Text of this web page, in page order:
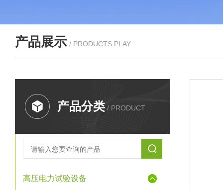
产品展示 / PRODUCTS PLAY
产品分类 / PRODUCT
高压电力试验设备